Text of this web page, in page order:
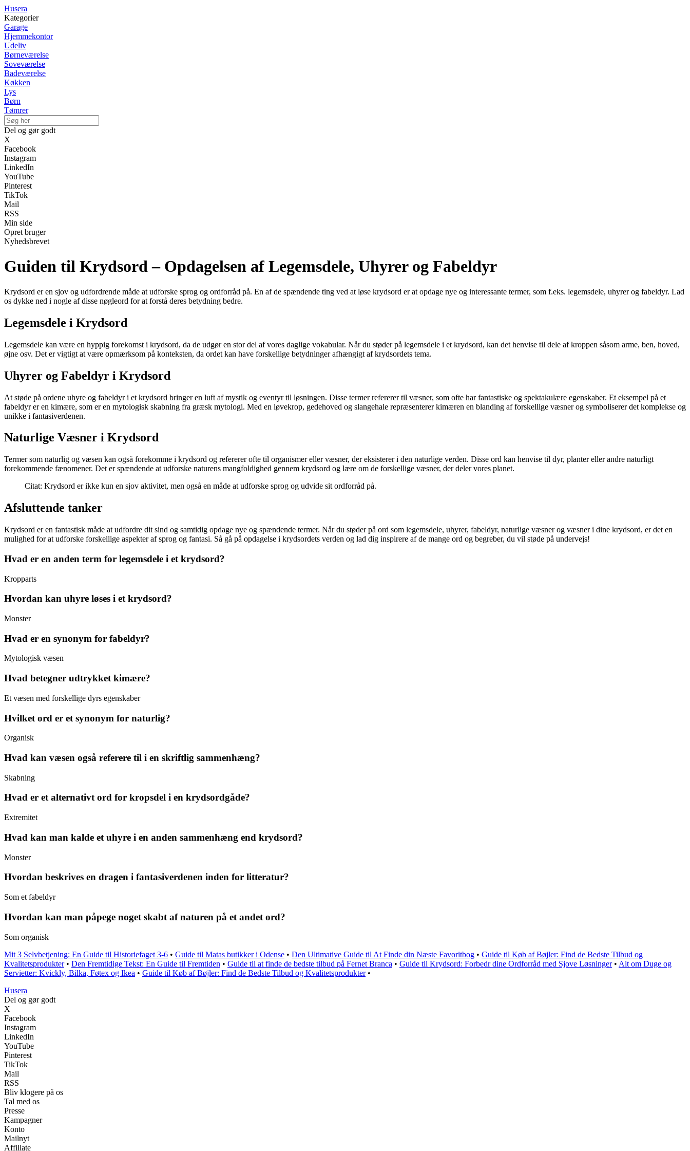
Husera
Kategorier
Garage
Hjemmekontor
Udeliv
Børneværelse
Soveværelse
Badeværelse
Køkken
Lys
Børn
Tømrer
Del og gør godt
X
Facebook
Instagram
LinkedIn
YouTube
Pinterest
TikTok
Mail
RSS
Min side
Opret bruger
Nyhedsbrevet
Guiden til Krydsord – Opdagelsen af Legemsdele, Uhyrer og Fabeldyr
Krydsord er en sjov og udfordrende måde at udforske sprog og ordforråd på. En af de spændende ting ved at løse krydsord er at opdage nye og interessante termer, som f.eks. legemsdele, uhyrer og fabeldyr. Lad
os dykke ned i nogle af disse nøgleord for at forstå deres betydning bedre.
Legemsdele i Krydsord
Legemsdele kan være en hyppig forekomst i krydsord, da de udgør en stor del af vores daglige vokabular. Når du støder på legemsdele i et krydsord, kan det henvise til dele af kroppen såsom arme, ben, hoved,
øjne osv. Det er vigtigt at være opmærksom på konteksten, da ordet kan have forskellige betydninger afhængigt af krydsordets tema.
Uhyrer og Fabeldyr i Krydsord
At støde på ordene uhyre og fabeldyr i et krydsord bringer en luft af mystik og eventyr til løsningen. Disse termer refererer til væsner, som ofte har fantastiske og spektakulære egenskaber. Et eksempel på et
fabeldyr er en kimære, som er en mytologisk skabning fra græsk mytologi. Med en løvekrop, gedehoved og slangehale repræsenterer kimæren en blanding af forskellige væsner og symboliserer det komplekse og
unikke i fantasiverdenen.
Naturlige Væsner i Krydsord
Termer som naturlig og væsen kan også forekomme i krydsord og refererer ofte til organismer eller væsner, der eksisterer i den naturlige verden. Disse ord kan henvise til dyr, planter eller andre naturligt
forekommende fænomener. Det er spændende at udforske naturens mangfoldighed gennem krydsord og lære om de forskellige væsner, der deler vores planet.
Citat: Krydsord er ikke kun en sjov aktivitet, men også en måde at udforske sprog og udvide sit ordforråd på.
Afsluttende tanker
Krydsord er en fantastisk måde at udfordre dit sind og samtidig opdage nye og spændende termer. Når du støder på ord som legemsdele, uhyrer, fabeldyr, naturlige væsner og væsner i dine krydsord, er det en
mulighed for at udforske forskellige aspekter af sprog og fantasi. Så gå på opdagelse i krydsordets verden og lad dig inspirere af de mange ord og begreber, du vil støde på undervejs!
Hvad er en anden term for legemsdele i et krydsord?
Kropparts
Hvordan kan uhyre løses i et krydsord?
Monster
Hvad er en synonym for fabeldyr?
Mytologisk væsen
Hvad betegner udtrykket kimære?
Et væsen med forskellige dyrs egenskaber
Hvilket ord er et synonym for naturlig?
Organisk
Hvad kan væsen også referere til i en skriftlig sammenhæng?
Skabning
Hvad er et alternativt ord for kropsdel i en krydsordgåde?
Extremitet
Hvad kan man kalde et uhyre i en anden sammenhæng end krydsord?
Monster
Hvordan beskrives en dragen i fantasiverdenen inden for litteratur?
Som et fabeldyr
Hvordan kan man påpege noget skabt af naturen på et andet ord?
Som organisk
Mit 3 Selvbetjening: En Guide til Historiefaget 3-6 • Guide til Matas butikker i Odense • Den Ultimative Guide til At Finde din Næste Favoritbog • Guide til Køb af Bøjler: Find de Bedste Tilbud og
Kvalitetsprodukter• Den Fremtidige Tekst: En Guide til Fremtiden • Guide til at finde de bedste tilbud på Fernet Branca • Guide til Krydsord: Forbedr dine Ordforråd med Sjove Løsninger• Alt om Duge og
Servietter: Kvickly, Bilka, Føtex og Ikea • Guide til Køb af Bøjler: Find de Bedste Tilbud og Kvalitetsprodukter•
Husera
Del og gør godt
X
Facebook
Instagram
LinkedIn
YouTube
Pinterest
TikTok
Mail
RSS
Bliv klogere på os
Tal med os
Presse
Kampagner
Konto
Mailnyt
Affiliate